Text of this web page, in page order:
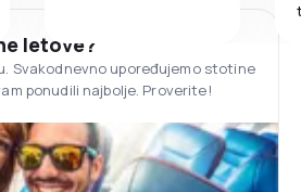
letove?
Svakodnevno upoređujemo stotine
ponudili najbolje. Proverite!